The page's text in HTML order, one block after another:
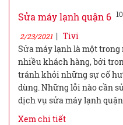
Sửa máy lạnh quận 6
2/23/2021| Tivi
Sửa máy lạnh là một
nhiều khách hàng, bởi
tránh khỏi những sự cố
dùng. Những lỗi nào cần
dịch vụ sửa máy lạnh quận
Xem chi tiết